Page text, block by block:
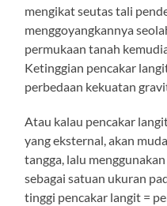
mengikat seutas tali
menggoyangkannya
permukaan tanah
Ketinggian pencakar
perbedaan kekuatan
Atau kalau pencakar
yang eksternal, akan
tangga, lalu
sebagai satuan ukuran
tinggi pencakar langit =